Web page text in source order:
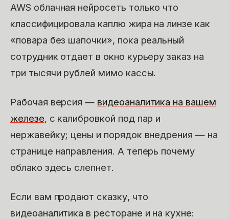
AWS облачная нейросеть только что
классифицировала каплю жира на линзе как
«повара без шапочки», пока реальный
сотрудник отдает в окно курьеру заказ на
три тысячи рублей мимо кассы.
Рабочая версия — видеоаналитика на вашем
железе, с калибровкой под пар и
нержавейку; цены и порядок внедрения — на
странице направления. А теперь почему
облако здесь слепнет.
Если вам продают сказку, что
видеоаналитика в ресторане и на кухне: